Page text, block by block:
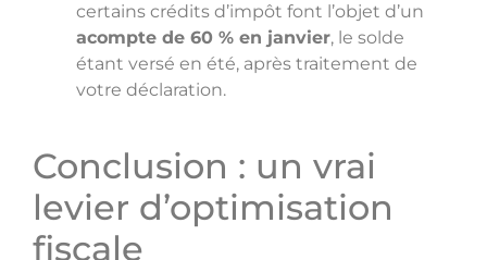
certains crédits d’impôt font l’objet d’un
acompte de 60 % en janvier, le solde
étant versé en été, après traitement de
votre déclaration.
Conclusion : un vrai
levier d’optimisation
fiscale